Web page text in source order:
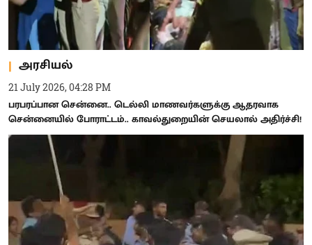
அரசியல்
21 July 2026, 04:28 PM
பரபரப்பான சென்னை.. டெல்லி மாணவர்களுக்கு ஆதரவாக
சென்னையில் போராட்டம்.. காவல்துறையின் செயலால் அதிர்ச்சி!